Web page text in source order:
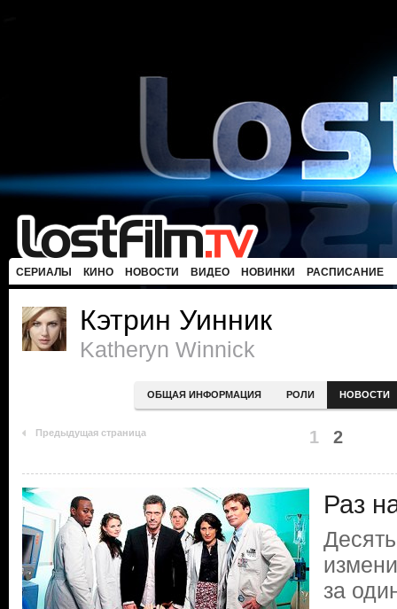
СЕРИАЛЫ КИНО НОВОСТИ ВИДЕО НОВИНКИ РАСПИСАНИЕ
Кэтрин Уинник
Katheryn Winnick
ОБЩАЯ ИНФОРМАЦИЯ РОЛИ НОВОСТИ
Предыдущая страница 1 2
Раз
за